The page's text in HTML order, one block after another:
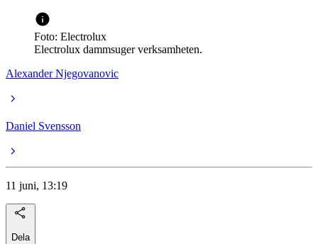
Foto: Electrolux
Electrolux dammsuger verksamheten.
Alexander Njegovanovic
Daniel Svensson
11 juni, 13:19
Dela